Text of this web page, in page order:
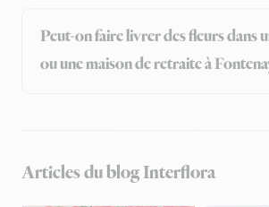
Peut-on faire livrer des fleurs dans
ou une maison de retraite à
Articles du blog Interflora